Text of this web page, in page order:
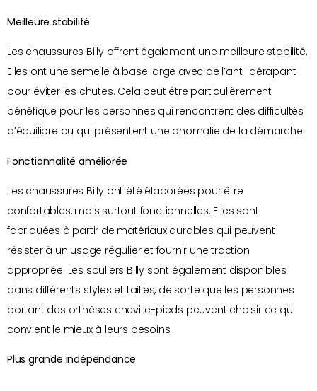
Meilleure stabilité
Les chaussures Billy offrent également une meilleure stabilité.
Elles ont une semelle à base large avec de l’anti-dérapant
pour éviter les chutes. Cela peut être particulièrement
bénéfique pour les personnes qui rencontrent des difficultés
d’équilibre ou qui présentent une anomalie de la démarche.
Fonctionnalité améliorée
Les chaussures Billy ont été élaborées pour être
confortables, mais surtout fonctionnelles. Elles sont
fabriquées à partir de matériaux durables qui peuvent
résister à un usage régulier et fournir une traction
appropriée. Les souliers Billy sont également disponibles
dans différents styles et tailles, de sorte que les personnes
portant des orthèses cheville-pieds peuvent choisir ce qui
convient le mieux à leurs besoins.
Plus grande indépendance